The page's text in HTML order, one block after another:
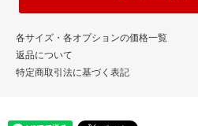
各サイズ・各オプションの価格一覧
返品について
特定商取引法に基づく表記